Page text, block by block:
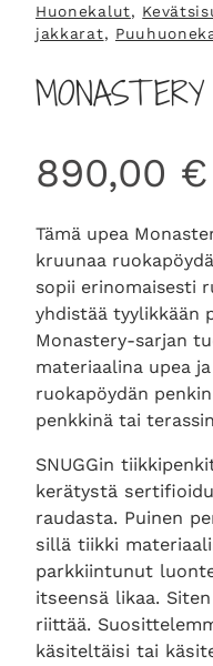
Huonekalut,
jakkarat,
890,00 €
Tämä upea
kruunaa
sopii erinomaisesti
yhdistää tyylikkään
Monastery-sarjan
materiaalina upea
ruokapöydän
penkkinä tai
SNUGGin
kerätystä
raudasta. Puinen
sillä tiikki
parkkiintunut
itseensä likaa.
riittää.
käsiteltäisi tai